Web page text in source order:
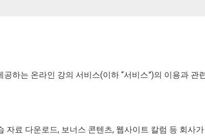
하는 온라인 강의 서비스(이하 “서비스”)의 이용과
자료 다운로드, 보너스 콘텐츠, 웹사이트 칼럼 등 회사